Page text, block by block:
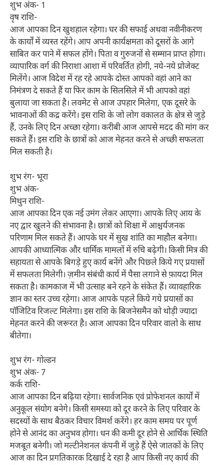
शुभ अंक- 1
वृष राशि-
आज आपका दिन खुशहाल रहेगा। घर की सफाई अथवा नवीनीकरण
के कार्यों में व्यस्त रहेंगे। आप अपनी कार्यक्षमता को दूसरों के आगे
साबित कर पाने में सफल होंगे। पिता व गुरुजनों से सम्मान प्राप्त होगा।
व्यापारिक वर्ग की निराशा आशा में परिवर्तित होगी, नये-नये प्रोजेक्ट
मिलेंगे। आज विदेश में रह रहे आपके दोस्त आपको वहां आने का
निमंत्रण दे सकते हैं या फिर काम के सिलसिले में भी आपको वहां
बुलाया जा सकता है। लवमेट से आज उपहार मिलेगा, एक दूसरे के
भावनाओं की कद्र करेंगे। इस राशि के जो लोग वकालत के क्षेत्र से जुड़े
हैं, उनके लिए दिन अच्छा रहेगा। करीबी आज आपसे मदद की मांग कर
सकते हैं। इस राशि के छात्रों को आज मेहनत करने से अच्छी सफलता
मिल सकती है।
शुभ रंग- भूरा
शुभ अंक-
मिथुन राशि-
आज आपका दिन एक नई उमंग लेकर आएगा। आपके लिए आय के
नए द्वार खुलने की संभावना है। छात्रों को शिक्षा में आश्चर्यजनक
परिणाम मिल सकते हैं। आपके घर में सुख शांति का माहौल बनेगा।
आपकी आध्यात्मिक और धार्मिक मामलों में रुचि बढ़ेगी। किसी मित्र की
सहायता से आपके बिगड़े हुए कार्य बनेंगे और पिछले किये गए प्रयासों
में सफलता मिलेगी। ज़मीन संबंधी कार्य में पैसा लगाने से फ़ायदा मिल
सकता है। कामकाज में भी उत्साह बने रहने के संकेत हैं। व्यावहारिक
ज्ञान का स्तर उच्च रहेगा। आज आपके पहले किये गये प्रयासों का
पॉजिटिव रिजल्ट मिलेगा। इस राशि के बिजनेसमैन को थोड़ी ज्यादा
मेहनत करने की जरूरत है। आज आपका दिन परिवार वालो के साथ
बीतेगा।
शुभ रंग- गोल्डन
शुभ अंक- 7
कर्क राशि-
आज आपका दिन बढ़िया रहेगा। सार्वजनिक एवं प्रोफेशनल कार्यों में
अनुकूल संयोग बनेगे। किसी समस्या को दूर करने के लिए परिवार के
सदस्यों के साथ बैठकर विचार विमर्श करेंगे। हर काम समय पर पूर्ण
होने से आनंद का अनुभव होगा। धन की कमी दूर होने से आर्थिक स्थिति
मजबूत बनेगी। जो मल्टीनेशनल कंपनी में जुड़े हैं ऐसे जातकों के लिए
आज का दिन प्रगतिकारक दिखाई दे रहा है आप किसी नए कार्य की